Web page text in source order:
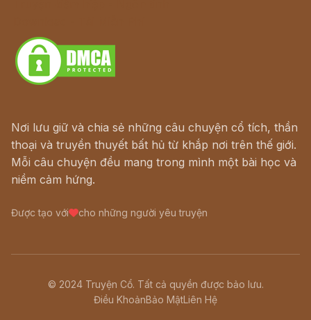
Nơi lưu giữ và chia sẻ những câu chuyện cổ tích, thần
thoại và truyền thuyết bất hủ từ khắp nơi trên thế giới.
Mỗi câu chuyện đều mang trong mình một bài học và
niềm cảm hứng.
Được tạo với cho những người yêu truyện
© 2024 Truyện Cổ. Tất cả quyền được bảo lưu.
Điều KhoảnBảo MậtLiên Hệ